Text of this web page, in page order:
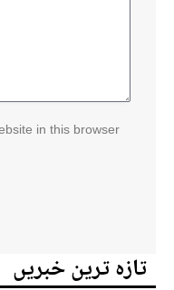
in this browser
تازہ ترین خبریں